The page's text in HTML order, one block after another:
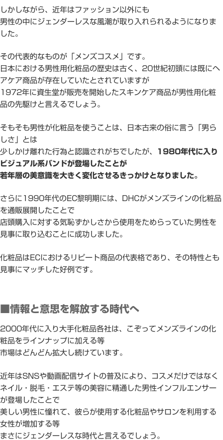
しかしながら、近年はファッション以外にも
男性の中にジェンダーレスな風潮が取り入れられるようになりま
した。
その代表的なものが「メンズコスメ」です。
日本における男性用化粧品の歴史は古く、20世紀初頭には既にヘ
アケア商品が存在していたとされていますが
1972年に資生堂が販売を開始したスキンケア商品が男性用化粧
品の先駆けと言えるでしょう。
そもそも男性が化粧品を使うことは、日本古来の俗に言う「男ら
しさ」とは
少しかけ離れた行為と認識されがちでしたが、
1980年代に入り
ビジュアル系バンドが登場したことが
若年層の美意識を大きく変化させるきっかけとなりました。
さらに1990年代のEC黎明期には、DHCがメンズラインの化粧品
を通販展開したことで
店頭購入に対する気恥ずかしさから使用をためらっていた男性を
見事に取り込むことに成功しました。
化粧品はECにおけるリピート商品の代表格であり、その特性とも
見事にマッチした好例です。
■情報と意思を解放する時代へ
2000年代に入り大手化粧品各社は、こぞってメンズラインの化
粧品をラインナップに加える等
市場はどんどん拡大し続けています。
近年はSNSや動画配信サイトの普及により、コスメだけではなく
ネイル・脱毛・エステ等の美容に精通した男性インフルエンサー
が登場したことで
美しい男性に憧れて、彼らが使用する化粧品やサロンを利用する
女性が増加する等
まさにジェンダーレスな時代と言えるでしょう。